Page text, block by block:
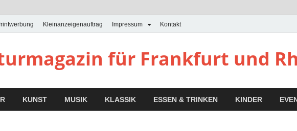
Kleinanzeigenauftrag Impressum Kontakt
für Frankfurt und
KUNST MUSIK KLASSIK ESSEN & TRINKEN KINDER